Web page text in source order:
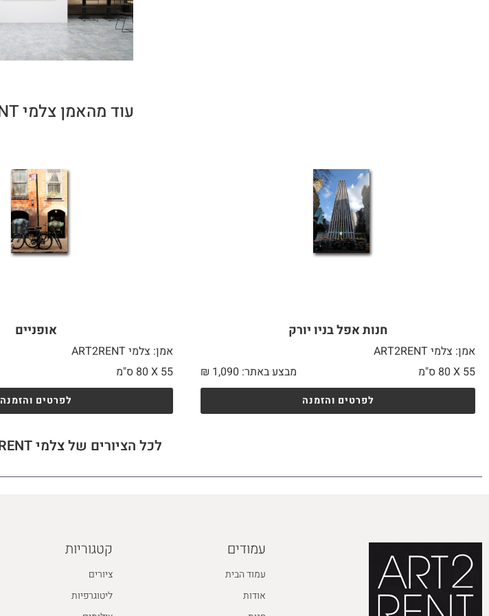
עוד מהאמן צלמי ART2RENT
חנות אפל בניו יורק
אמן: צלמי ART2RENT
55 X
מבצע באתר: ₪ 1,090
לפרטים והזמנה
אופניים
אמן: צלמי ART2RENT
55 X
לפרטים והזמנה
לכל הציורים של צלמי ART2RENT לחצו כאן
עמודים
עמוד הבית
אודות
קטגוריות
ציורים
ליטוגרפיות